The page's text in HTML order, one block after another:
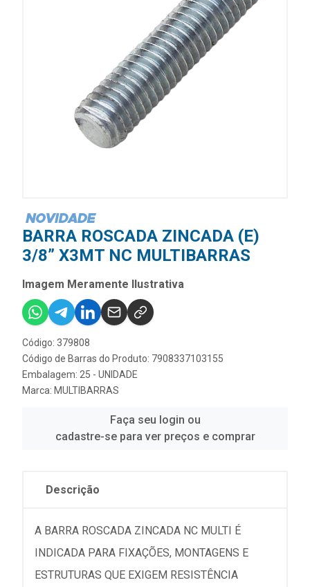
BARRA ROSCADA ZINCADA (E)
3/8” X3MT NC MULTIBARRAS
Imagem Meramente Ilustrativa
Código: 379808
Código de Barras do Produto: 7908337103155
Embalagem: 25 - UNIDADE
Marca: MULTIBARRAS
Faça seu login ou
cadastre-se para ver preços e comprar
Descrição
A BARRA ROSCADA ZINCADA NC MULTI É
INDICADA PARA FIXAÇÕES, MONTAGENS E
ESTRUTURAS QUE EXIGEM RESISTÊNCIA